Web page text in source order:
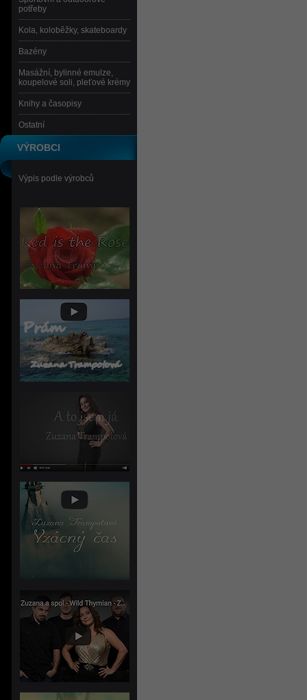
potřeby
Kola, koloběžky, skateboardy
Bazény
Masážní, bylinné emulze,
koupelové soli, pleťové krémy
Knihy a časopisy
Ostatní
VÝROBCI
Výpis podle výrobců